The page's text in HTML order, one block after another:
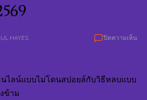
HAYES ปิดความเห็นบน
ไลน์แบบไม่โดนสปอยล์กับวิธีหลบแบบ
ข้าม